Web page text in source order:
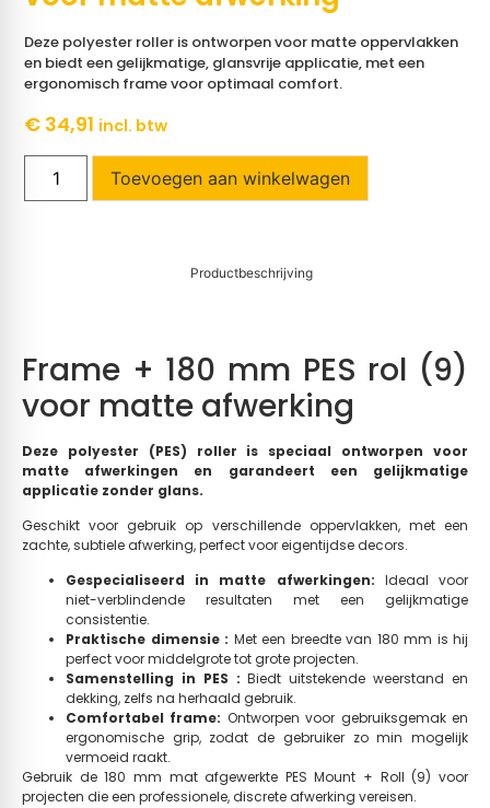
Deze polyester roller is ontworpen voor matte oppervlakken
en biedt een gelijkmatige, glansvrije applicatie, met een
ergonomisch frame voor optimaal comfort.
€ 34,91 incl. btw
Toevoegen aan winkelwagen
Productbeschrijving
Frame + 180 mm PES rol (9)
voor matte afwerking
Deze polyester (PES) roller is speciaal ontworpen voor
matte afwerkingen en garandeert een gelijkmatige
applicatie zonder glans.
Geschikt voor gebruik op verschillende oppervlakken, met een
zachte, subtiele afwerking, perfect voor eigentijdse decors.
Gespecialiseerd in matte afwerkingen: Ideaal voor
niet-verblindende resultaten met een gelijkmatige
consistentie.
Praktische dimensie : Met een breedte van 180 mm is hij
perfect voor middelgrote tot grote projecten.
Samenstelling in PES : Biedt uitstekende weerstand en
dekking, zelfs na herhaald gebruik.
Comfortabel frame: Ontworpen voor gebruiksgemak en
ergonomische grip, zodat de gebruiker zo min mogelijk
vermoeid raakt.
Gebruik de 180 mm mat afgewerkte PES Mount + Roll (9) voor
projecten die een professionele, discrete afwerking vereisen.